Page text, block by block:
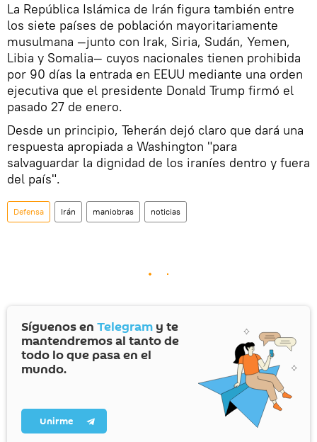
La República Islámica de Irán figura también entre
los siete países de población mayoritariamente
musulmana —junto con Irak, Siria, Sudán, Yemen,
Libia y Somalia— cuyos nacionales tienen prohibida
por 90 días la entrada en EEUU mediante una orden
ejecutiva que el presidente Donald Trump firmó el
pasado 27 de enero.
Desde un principio, Teherán dejó claro que dará una
respuesta apropiada a Washington "para
salvaguardar la dignidad de los iraníes dentro y fuera
del país".
Defensa Irán maniobras noticias
Síguenos en Telegram y te
mantendremos al tanto de
todo lo que pasa en el
mundo.
Unirme